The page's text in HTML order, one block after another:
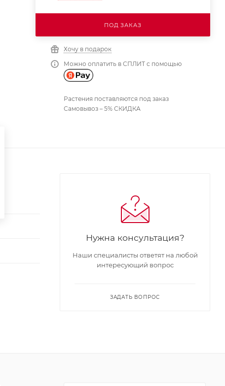
ПОД ЗАКАЗ
Хочу в подарок
Можно оплатить в СПЛИТ с помощью
Растения поставляются под заказ
Самовывоз – 5% СКИДКА
Нужна консультация?
Наши специалисты ответят на любой
интересующий вопрос
ЗАДАТЬ ВОПРОС